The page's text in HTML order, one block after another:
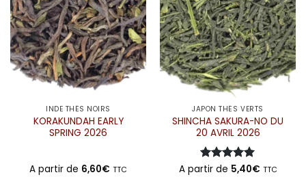
choisies
sur
la
page
du
produit
choisies
sur
la
page
du
produit
INDE THÉS NOIRS
KORAKUNDAH EARLY
SPRING 2026
A partir de 6,60€ TTC
JAPON THÉS VERTS
SHINCHA SAKURA-NO DU
20 AVRIL 2026
Note5sur
A partir de 5,40€ TTC